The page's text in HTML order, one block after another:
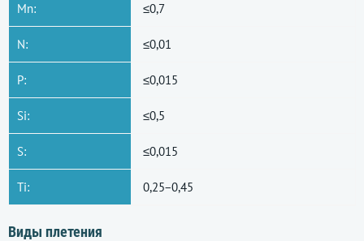
Mn: ≤0,7
N: ≤0,01
P: ≤0,015
Si: ≤0,5
S: ≤0,015
Ti: 0,25−0,45
Виды плетения